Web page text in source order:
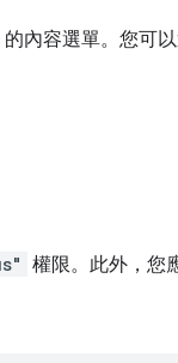
內容選單。您可
權限。此外，您